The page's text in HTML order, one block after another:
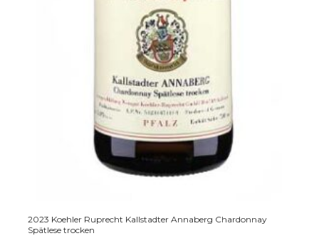
2023 Koehler Ruprecht Kallstadter Annaberg Chardonnay
Spätlese trocken